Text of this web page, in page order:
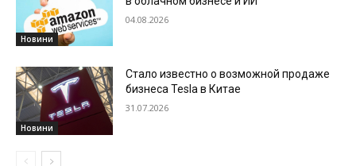
Новини
04.08.2026
Новини
Стало известно о возможной продаже
бизнеса Tesla в Китае
31.07.2026